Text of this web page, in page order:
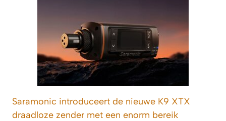
Saramonic introduceert de nieuwe K9 XTX
draadloze zender met een enorm bereik